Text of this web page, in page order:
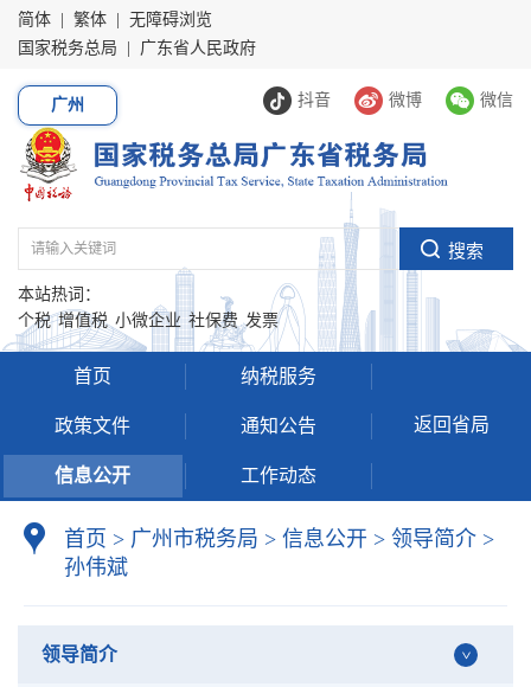
简体 繁体
无障碍浏览
国家税务总局
广东省人民政府
抖音 微博 微信
广州
本站热词：
个税 增值税 小微企业 社保费 发票
首页 纳税服务
政策文件 通知公告
信息公开 工作动态
返回省局
首页 > 广州市税务局 > 信息公开 > 领导简介 >
孙伟斌
领导简介